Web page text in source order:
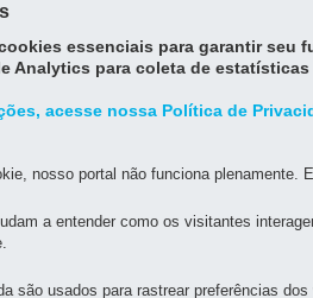
na compra deste imóvel terminou
da Cohapar para saber de novas
essenciais para garantir seu
Analytics para coleta de
acesse nossa Política de
nosso portal não funciona plenamente.
a entender como os visitantes
são usados para rastrear preferências